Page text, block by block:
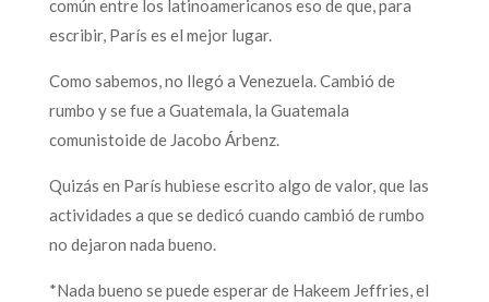
común entre los latinoamericanos eso de que, para
escribir, París es el mejor lugar.
Como sabemos, no llegó a Venezuela. Cambió de
rumbo y se fue a Guatemala, la Guatemala
comunistoide de Jacobo Árbenz.
Quizás en París hubiese escrito algo de valor, que las
actividades a que se dedicó cuando cambió de rumbo
no dejaron nada bueno.
*Nada bueno se puede esperar de Hakeem Jeffries, el